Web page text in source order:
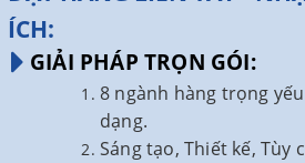
ÍCH:
GIẢI PHÁP TRỌN GÓI:
8 ngành hàng trọng
dạng.
Sáng tạo, Thiết kế, Tùy